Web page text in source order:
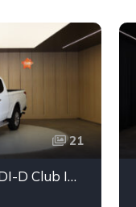
21
Mitsubishi L200 2.4 DI-D Club Intense Strakar 4WD